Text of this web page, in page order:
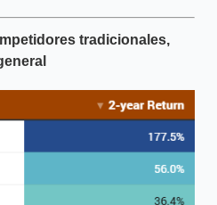
tradicionales,